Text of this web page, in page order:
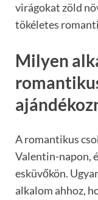
virágokat zöld
tökéletes
Milyen
A romantikus
Valentin-napon,
esküvőkön.
alkalom ahhoz,